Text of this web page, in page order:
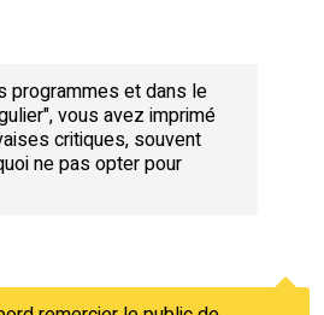
programmes et dans le
vous avez imprimé
critiques, souvent
ne pas opter pour